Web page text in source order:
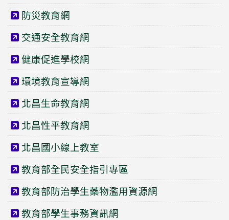
防災教育網
交通安全教育網
健康促進學校網
環境教育宣導網
北昌生命教育網
北昌性平教育網
北昌國小線上教室
教育部全民安全指引專區
教育部防治學生藥物濫用資源網
教育部學生事務資訊網